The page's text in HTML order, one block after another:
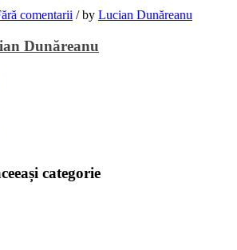
comentarii /by Lucian Dunăreanu
Dunăreanu
categorie